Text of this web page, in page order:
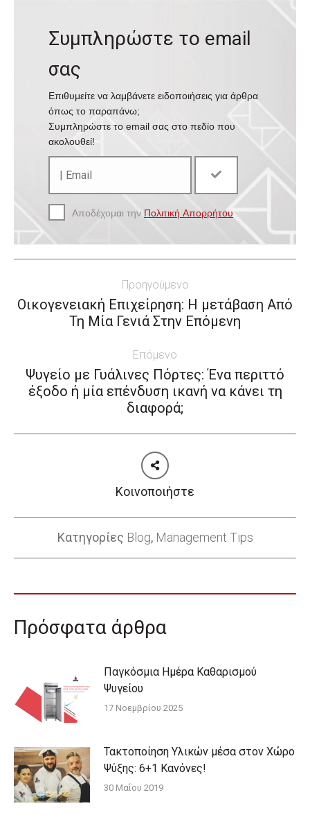
Συμπληρώστε το email
σας
Επιθυμείτε να λαμβάνετε ειδοποιήσεις για άρθρα
όπως το παραπάνω;
Συμπληρώστε το email σας στο πεδίο που
ακολουθεί!
Αποδέχομαι την Πολιτική Απορρήτου
navigation
Προηγούμενο
Previous
post:
Οικογενειακή Επιχείρηση: Η μετάβαση Από
Τη Μία Γενιά Στην Επόμενη
Επόμενο
Next
post:
Ψυγείο με Γυάλινες Πόρτες: Ένα περιττό
έξοδο ή μία επένδυση ικανή να κάνει τη
διαφορά;
Κοινοποιήστε
Κατηγορίες Blog, Management Tips
Πρόσφατα άρθρα
Παγκόσμια Ημέρα Καθαρισμού
Ψυγείου
17 Νοεμβρίου 2025
Τακτοποίηση Υλικών μέσα στον Χώρο
Ψύξης: 6+1 Κανόνες!
30 Μαΐου 2019